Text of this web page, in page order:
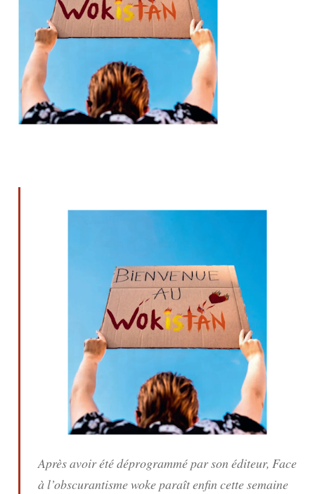
Après avoir été déprogrammé par son éditeur, Face
à l’obscurantisme wokeparaît enfin cette semaine